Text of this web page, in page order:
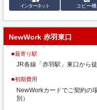
インターネット コピー機
NewWork 赤羽東口
■最寄り駅
JR各線「赤羽駅」東口から
■初期費用
NewWorkカードでご契約の
別）